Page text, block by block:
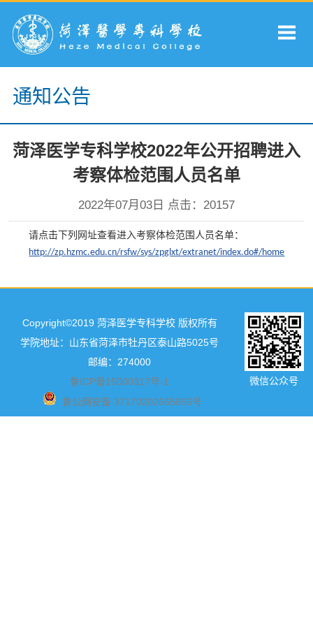
通知公告
菏泽医学专科学校2022年公开招聘进入
考察体检范围人员名单
2022年07月03日 点击： 20157
请点击下列网址查看进入考察体检范围人员名单：
http://zp.hzmc.edu.cn/rsfw/sys/zpglxt/extranet/index.do#/home
Copyright©2019 菏泽医学专科学校 版权所有
学院地址：山东省菏泽市牡丹区泰山路5025号
邮编：274000
鲁ICP备15000317号-1
鲁公网安备 37170202665856号
微信公众号